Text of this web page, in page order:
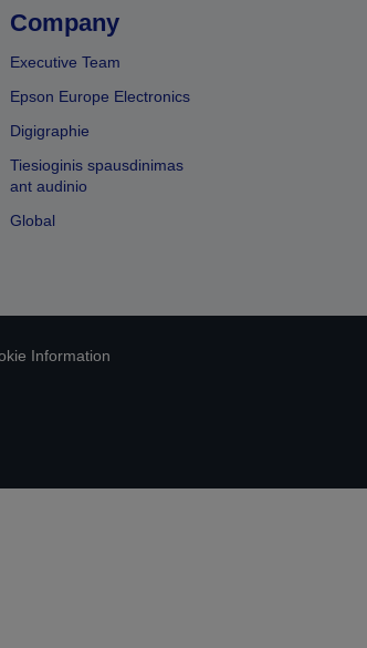
Company
Executive Team
Epson Europe Electronics
Digigraphie
Tiesioginis spausdinimas
ant audinio
Global
Information